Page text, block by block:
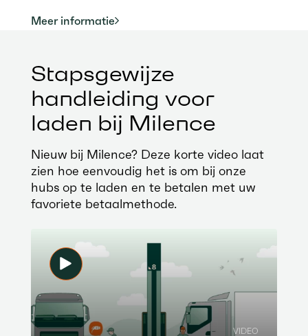
Meer informatie
Stapsgewijze
handleiding voor
laden bij Milence
Nieuw bij Milence? Deze korte video laat
zien hoe eenvoudig het is om bij onze
hubs op te laden en te betalen met uw
favoriete betaalmethode.
VIDEO